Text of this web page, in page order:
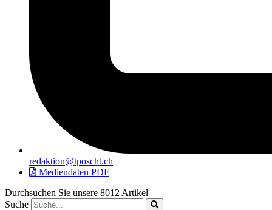
redaktion@tposcht.ch
Mediendaten PDF
Durchsuchen Sie unsere 8012 Artikel
Suche